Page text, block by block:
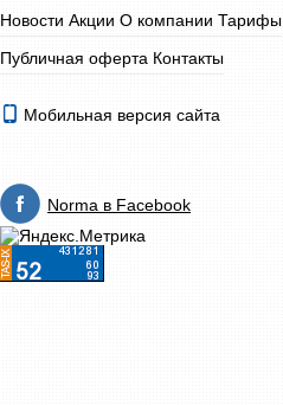
Новости Акции О компании Тарифы
Публичная оферта Контакты
Мобильная версия сайта
Norma в Facebook